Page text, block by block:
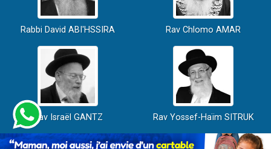
Rabbi David ABI'HSSIRA Rav Chlomo AMAR
Rav Israël GANTZ Rav Yossef-Haïm SITRUK